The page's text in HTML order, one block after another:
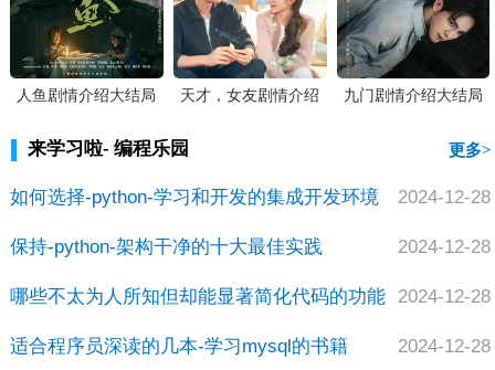
人鱼剧情介绍大结局
天才，女友剧情介绍
九门剧情介绍大结局
来学习啦- 编程乐园 更多
2024-12-28
如何选择-python-学习和开发的集成开发环境
2024-12-28
保持-python-架构干净的十大最佳实践
2024-12-28
哪些不太为人所知但却能显著简化代码的功能
2024-12-28
适合程序员深读的几本-学习mysql的书籍